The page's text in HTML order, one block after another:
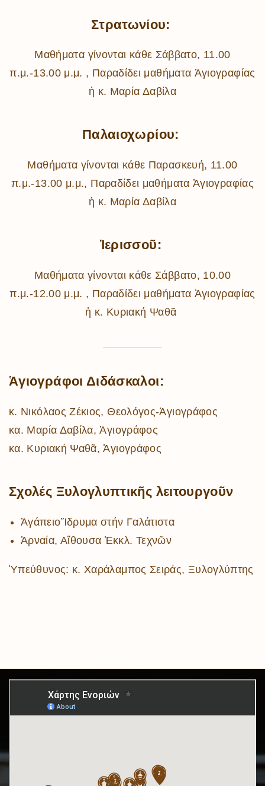
Στρατωνίου:
Μαθήματα γίνονται κάθε Σάββατο, 11.00
π.μ.-13.00 μ.μ. , Παραδίδει μαθήματα Ἁγιογραφίας
ἡ κ. Μαρία Δαβίλα
Παλαιοχωρίου:
Μαθήματα γίνονται κάθε Παρασκευή, 11.00
π.μ.-13.00 μ.μ., Παραδίδει μαθήματα Ἁγιογραφίας
ἡ κ. Μαρία Δαβίλα
Ἱερισσοῦ:
Μαθήματα γίνονται κάθε Σάββατο, 10.00
π.μ.-12.00 μ.μ. , Παραδίδει μαθήματα Ἁγιογραφίας
ἡ κ. Κυριακή Ψαθᾶ
Ἁγιογράφοι Διδάσκαλοι:
κ. Νικόλαος Ζέκιος, Θεολόγος-Ἁγιογράφος
κα. Μαρία Δαβίλα, Ἁγιογράφος
κα. Κυριακή Ψαθᾶ, Ἁγιογράφος
Σχολές Ξυλογλυπτικῆς λειτουργοῦν
ἈγάπειοἽδρυμα στήν Γαλάτιστα
Ἀρναία, Αἴθουσα Ἐκκλ. Τεχνῶν
Ὑπεύθυνος: κ. Χαράλαμπος Σειράς, Ξυλογλύπτης